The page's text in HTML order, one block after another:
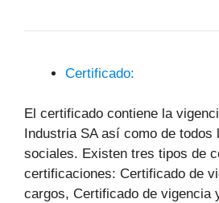
Certificado:
El certificado contiene la
Industria SA así como de todos
sociales. Existen tres tipos de
certificaciones: Certificado de
cargos, Certificado de vigencia